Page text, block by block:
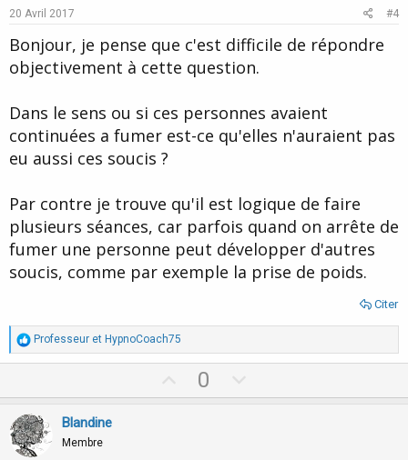
t
e
20 Avril 2017 #4
Bonjour, je pense que c'est difficile de répondre
objectivement à cette question.
Dans le sens ou si ces personnes avaient
continuées a fumer est-ce qu'elles n'auraient pas
eu aussi ces soucis ?
Par contre je trouve qu'il est logique de faire
plusieurs séances, car parfois quand on arrête de
fumer une personne peut développer d'autres
soucis, comme par exemple la prise de poids.
Citer
R
é
a
t
o
n
s
Professeur et HypnoCoach75
p
0
o
Blandine
Membre